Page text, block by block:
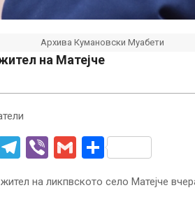
Архива Кумановски Муабети
на Матејче
Telegram
ViberGmailShare
на ликпвското село Матејче